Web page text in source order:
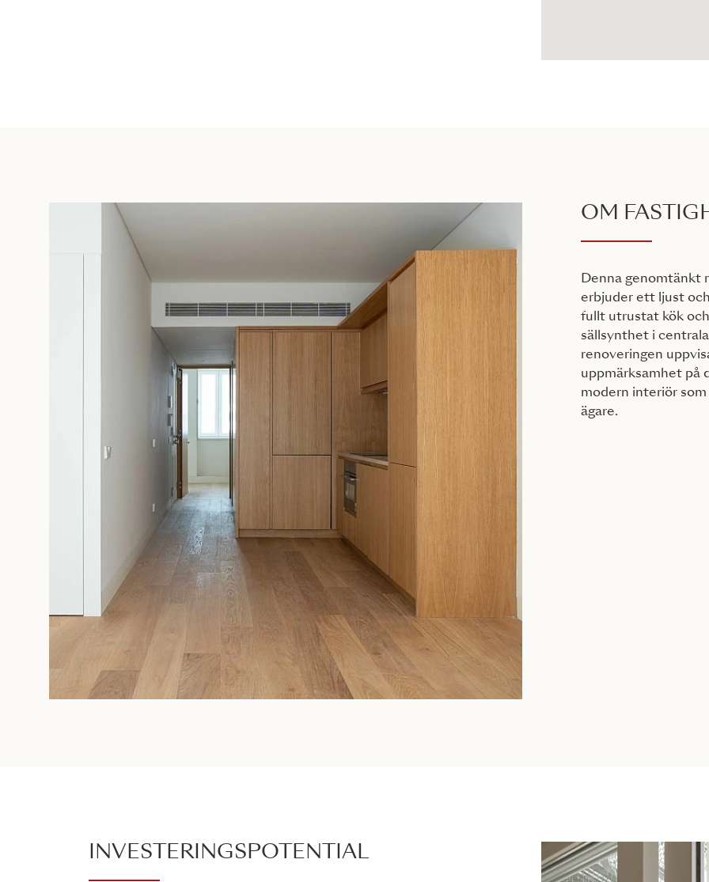
OM
Denna genomtänkt
erbjuder ett ljust
fullt utrustat kök
sällsynthet i
renoveringen
uppmärksamhet på
modern interiör
ägare.
INVESTERINGSPOTENTIAL